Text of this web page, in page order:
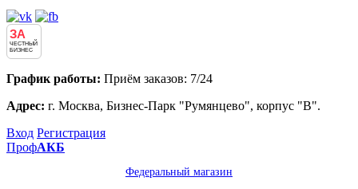
ЗА
ЧЕСТНЫЙ
БИЗНЕС
График работы: Приём заказов: 7/24
Адрес: г. Москва, Бизнес-Парк "Румянцево", корпус "В".
Вход Регистрация
ПрофАКБ
Федеральный магазин